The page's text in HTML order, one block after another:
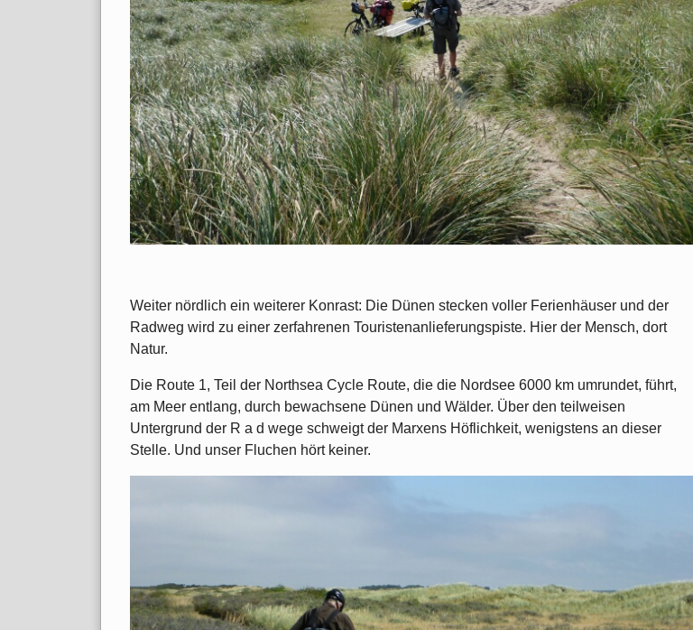
Weiter nördlich ein weiterer Konrast: Die Dünen stecken voller Ferienhäuser und der
Radweg wird zu einer zerfahrenen Touristenanlieferungspiste. Hier der Mensch, dort
Natur.
Die Route 1, Teil der Northsea Cycle Route, die die Nordsee 6000 km umrundet, führt,
am Meer entlang, durch bewachsene Dünen und Wälder. Über den teilweisen
Untergrund der R a d wege schweigt der Marxens Höflichkeit, wenigstens an dieser
Stelle. Und unser Fluchen hört keiner.